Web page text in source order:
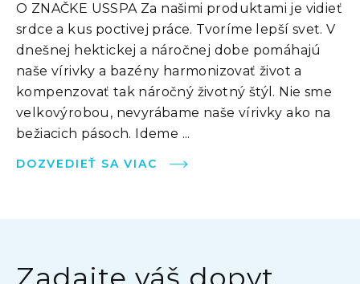
O ZNAČKE USSPA Za našimi produktami je vidieť
srdce a kus poctivej práce. Tvoríme lepší svet. V
dnešnej hektickej a náročnej dobe pomáhajú
naše vírivky a bazény harmonizovať život a
kompenzovať tak náročný životný štýl. Nie sme
velkovýrobou, nevyrábame naše vírivky ako na
bežiacich pásoch. Ideme ...
DOZVEDIEŤ SA VIAC